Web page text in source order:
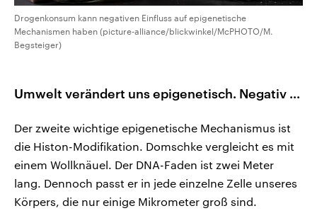
Drogenkonsum kann negativen Einfluss auf epigenetische
Mechanismen haben (picture-alliance/blickwinkel/McPHOTO/M.
Begsteiger)
Umwelt verändert uns epigenetisch. Negativ ...
Der zweite wichtige epigenetische Mechanismus ist
die Histon-Modifikation. Domschke vergleicht es mit
einem Wollknäuel. Der DNA-Faden ist zwei Meter
lang. Dennoch passt er in jede einzelne Zelle unseres
Körpers, die nur einige Mikrometer groß sind.